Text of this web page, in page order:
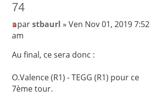
74
parstbaurl » Ven Nov 01, 2019 7:52
am
Au final, ce sera donc :
O.Valence (R1) - TEGG (R1) pour ce
7ème tour.